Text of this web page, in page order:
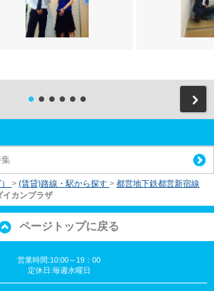
> (賃貸)路線・駅から探す > 都営地下鉄都営新宿線
イカンプラザ
ページトップに戻る
営業時間:10:00～19：00
定休日:毎週水曜日